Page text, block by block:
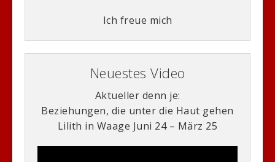
Ich freue mich
Neuestes Video
Aktueller denn je:
Beziehungen, die unter die Haut gehen
Lilith in Waage Juni 24 – März 25